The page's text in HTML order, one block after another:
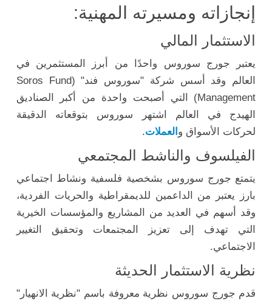
إنجازاته ومسيرته المهنية:
الاستثمار المالي
يعتبر جورج سوروس واحدًا من أبرز المستثمرين في
العالم وقد أسس شركة "سوروس فند" (Soros Fund
Management) التي أصبحت واحدة من أكبر الصناديق
الهيدج في العالم اشتهر سوروس بتوقعاته الدقيقة
لحركات الأسواق و العملات.
الفيلسوف والناشط المجتمعي
يتمتع جورج سوروس بشخصية فلسفية ونشاط اجتماعي
بارز يعتبر من الداعمين للديمقراطية والحريات الفردية،
وقد أسهم في العديد من المشاريع والمؤسسات الخيرية
التي تهدف إلى تعزيز المجتمعات وتحقيق التغيير
الاجتماعي.
نظرية الاستثمار الحديثة
قدم جورج سوروس نظرية معروفة باسم "نظرية الانهيار"